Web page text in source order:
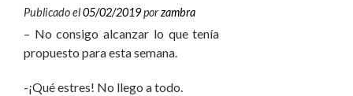
Publicado el05/02/2019porzambra
– No consigo alcanzar lo que tenía
propuesto para esta semana.
-¡Qué estres! No llego a todo.